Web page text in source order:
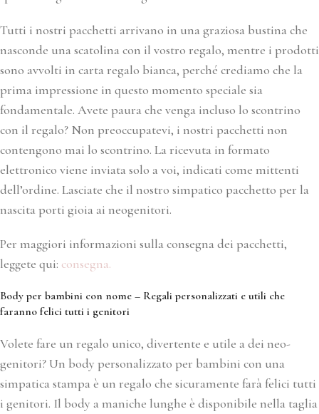
Tutti i nostri pacchetti arrivano in una graziosa bustina che
nasconde una scatolina con il vostro regalo, mentre i prodotti
sono avvolti in carta regalo bianca, perché crediamo che la
prima impressione in questo momento speciale sia
fondamentale. Avete paura che venga incluso lo scontrino
con il regalo? Non preoccupatevi, i nostri pacchetti non
contengono mai lo scontrino. La ricevuta in formato
elettronico viene inviata solo a voi, indicati come mittenti
dell’ordine. Lasciate che il nostro simpatico pacchetto per la
nascita porti gioia ai neogenitori.
Per maggiori informazioni sulla consegna dei pacchetti,
leggete qui: consegna.
Body per bambini con nome – Regali personalizzati e utili che
faranno felici tutti i genitori
Volete fare un regalo unico, divertente e utile a dei neo-
genitori? Un body personalizzato per bambini con una
simpatica stampa è un regalo che sicuramente farà felici tutti
i genitori. Il body a maniche lunghe è disponibile nella taglia